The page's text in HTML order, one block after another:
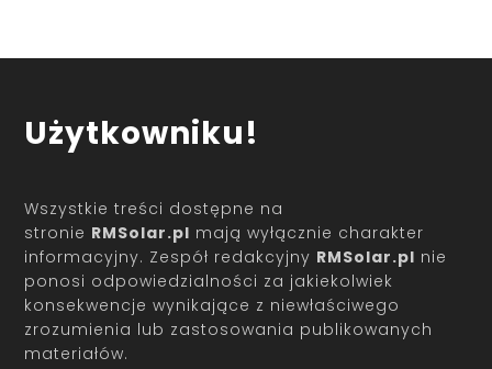
Użytkowniku!
Wszystkie treści dostępne na
stronie RMSolar.pl mają wyłącznie charakter
informacyjny. Zespół redakcyjny RMSolar.pl nie
ponosi odpowiedzialności za jakiekolwiek
konsekwencje wynikające z niewłaściwego
zrozumienia lub zastosowania publikowanych
materiałów.